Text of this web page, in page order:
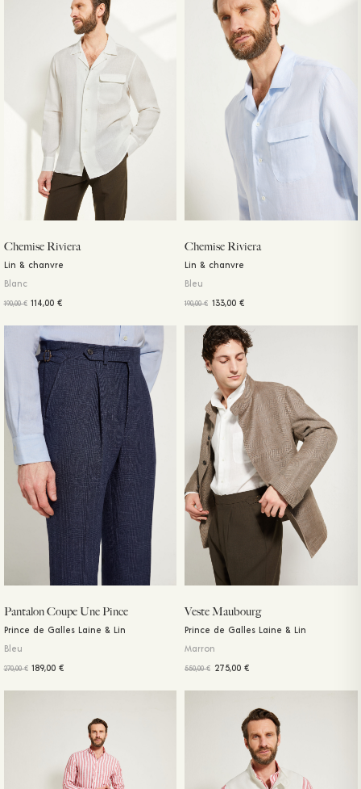
Chemise Riviera
Lin & chanvre
Blanc
190,00€ 114,00€
Chemise Riviera
Lin & chanvre
Bleu
190,00€ 133,00 €
Pantalon Coupe Une Pince
Prince de Galles Laine & Lin
Bleu
270,00€ 189,00€
Veste Maubourg
Prince de Galles Laine & Lin
Marron
550,00€ 275,00 €